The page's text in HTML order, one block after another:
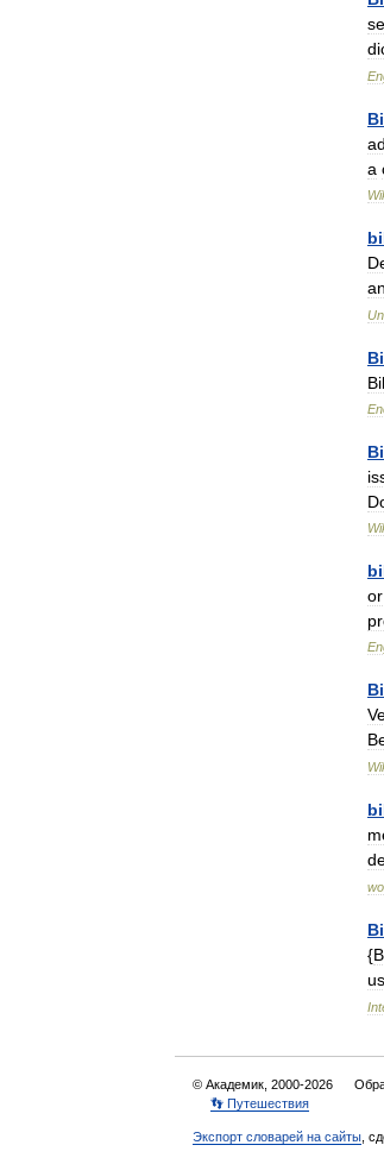
a
or
{
© Академик, 2000-2026
👣 Путешествия
Экспорт словарей на сайты ,